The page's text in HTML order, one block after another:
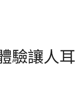
驗讓人耳